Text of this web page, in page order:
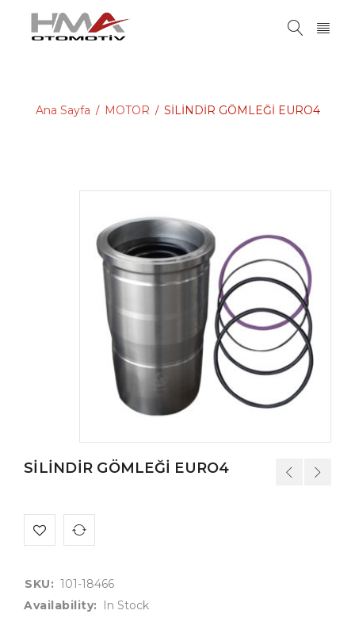
Ana Sayfa / MOTOR / SİLİNDİR GÖMLEĞİ EURO4
SİLİNDİR GÖMLEĞİ EURO4
SKU: 101-18466
Availability:
In Stock